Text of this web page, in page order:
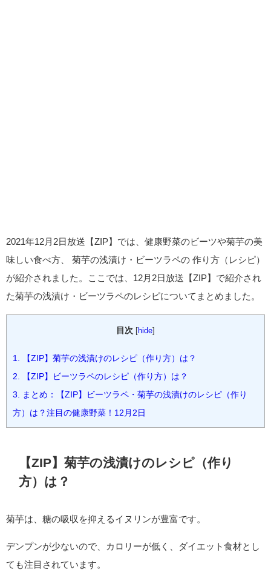
2021年12月2日放送【ZIP】では、健康野菜のビーツや菊芋の美
味しい食べ方、 菊芋の浅漬け・ビーツラペの 作り方（レシピ）
が紹介されました。ここでは、12月2日放送【ZIP】で紹介され
た菊芋の浅漬け・ビーツラペのレシピについてまとめました。
目次 hide
1. 【ZIP】菊芋の浅漬けのレシピ（作り方）は？
2. 【ZIP】ビーツラペのレシピ（作り方）は？
3. まとめ：【ZIP】ビーツラペ・菊芋の浅漬けのレシピ（作り
方）は？注目の健康野菜！12月2日
【ZIP】菊芋の浅漬けのレシピ（作り
方）は？
菊芋は、糖の吸収を抑えるイヌリンが豊富です。
デンプンが少ないので、カロリーが低く、ダイエット食材とし
ても注目されています。